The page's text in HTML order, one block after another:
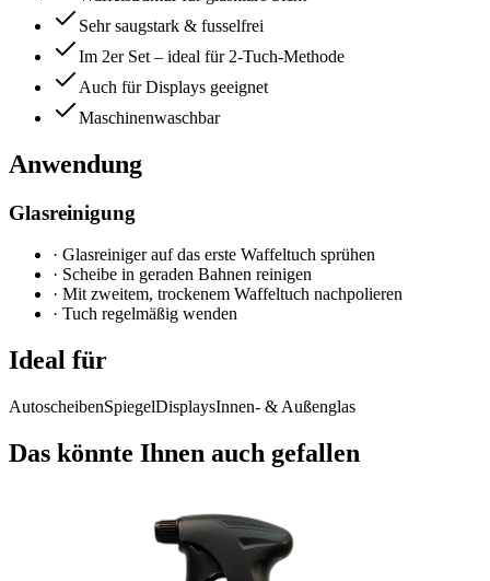
Sehr saugstark & fusselfrei
Im 2er Set – ideal für 2-Tuch-Methode
Auch für Displays geeignet
Maschinenwaschbar
Anwendung
Glasreinigung
· Glasreiniger auf das erste Waffeltuch sprühen
· Scheibe in geraden Bahnen reinigen
· Mit zweitem, trockenem Waffeltuch nachpolieren
· Tuch regelmäßig wenden
Ideal für
AutoscheibenSpiegelDisplaysInnen- & Außenglas
Das könnte Ihnen auch gefallen